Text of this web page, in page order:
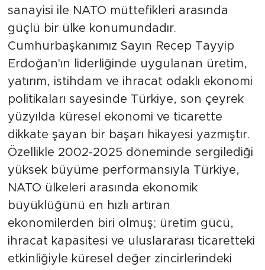
sanayisi ile NATO müttefikleri arasında
güçlü bir ülke konumundadır.
Cumhurbaşkanımız Sayın Recep Tayyip
Erdoğan'ın liderliğinde uygulanan üretim,
yatırım, istihdam ve ihracat odaklı ekonomi
politikaları sayesinde Türkiye, son çeyrek
yüzyılda küresel ekonomi ve ticarette
dikkate şayan bir başarı hikayesi yazmıştır.
Özellikle 2002-2025 döneminde sergilediği
yüksek büyüme performansıyla Türkiye,
NATO ülkeleri arasında ekonomik
büyüklüğünü en hızlı artıran
ekonomilerden biri olmuş; üretim gücü,
ihracat kapasitesi ve uluslararası ticaretteki
etkinliğiyle küresel değer zincirlerindeki